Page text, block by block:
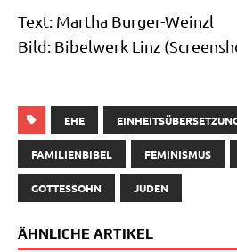
Text: Mar­tha Burger-Weinzl
Bild: Bibel­werk Linz
EHE
FAMILIENBIBEL FEMINISMUS
GOTTESSOHN JUDEN
ÄHNLICHE ARTIKEL